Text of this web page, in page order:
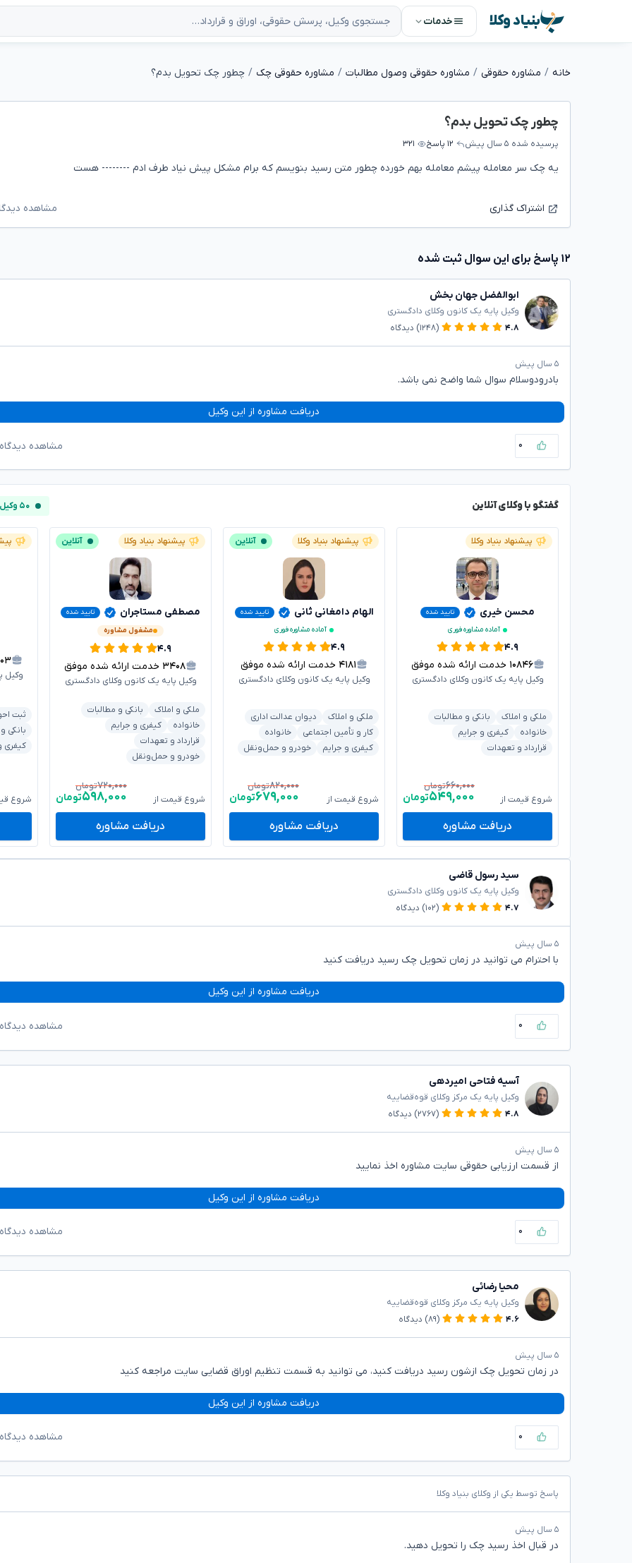
بنیاد وکلا خدمات
خانه مشاوره حقوقی مشاوره حقوقی وصول مطالبات مشاوره حقوقی چک چطور چک تحویل بدم؟
چطور چک تحویل بدم؟
پرسیده شده ۵ سال پیش ۱۲ پاسخ ۳۲۱
یه چک سر معامله پیشم معامله بهم خورده چطور متن رسید بنویسم که برام مشکل پیش نیاد طرف ادم -------- هست
اشتراک گذاری مشاهده
۱۲ پاسخ برای این سوال ثبت شده
ابوالفضل جهان بخش
وکیل پایه یک کانون وکلای دادگستری
۴.۸
(۱۲۴۸) دیدگاه
۵ سال پیش
بادرودوسلام سوال شما واضح نمی باشد.
دریافت مشاوره از این وکیل
۰ مشاهده
گفتگو با وکلای آنلاین ۵۰ وکیل آنلاین
پیشنهاد بنیاد وکلا
محسن خیری
تایید شده
آماده مشاوره فوری
۴.۹
۱۰۸۴۶ خدمت ارائه شده موفق
وکیل پایه یک کانون وکلای دادگستری
ملکی و املاک
بانکی و مطالبات
خانواده
کیفری و جرایم
قرارداد و تعهدات
شروع قیمت از
۶۶۰,۰۰۰تومان
۵۴۹,۰۰۰تومان
دریافت مشاوره
پیشنهاد بنیاد وکلا آنلاین
الهام دامغانی ثانی
تایید شده
آماده مشاوره فوری
۴.۹
۴۱۸۱ خدمت ارائه شده موفق
وکیل پایه یک کانون وکلای دادگستری
ملکی و املاک
دیوان عدالت اداری
کار و تأمین اجتماعی
خانواده
کیفری و جرایم
خودرو و حمل‌ونقل
شروع قیمت از
۸۲۰,۰۰۰تومان
۶۷۹,۰۰۰تومان
دریافت مشاوره
پیشنهاد بنیاد وکلا آنلاین
مصطفی مستاجران
تایید شده
مشغول مشاوره
۴.۹
۳۴۰۸ خدمت ارائه شده موفق
وکیل پایه یک کانون وکلای دادگستری
ملکی و املاک
بانکی و مطالبات
خانواده
کیفری و جرایم
قرارداد و تعهدات
خودرو و حمل‌ونقل
شروع قیمت از
۷۲۰,۰۰۰تومان
۵۹۸,۰۰۰تومان
دریافت مشاوره
وکیل
ثبت
بانکی
کیفری
شروع
سید رسول قاضی
وکیل پایه یک کانون وکلای دادگستری
۴.۷
(۱۰۲) دیدگاه
۵ سال پیش
با احترام می توانید در زمان تحویل چک رسید دریافت کنید
دریافت مشاوره از این وکیل
۰ مشاهده
آسیه فتاحی امیردهی
وکیل پایه یک مرکز وکلای قوه‌قضاییه
۴.۸
(۲۷۶۷) دیدگاه
۵ سال پیش
از قسمت ارزیابی حقوقی سایت مشاوره اخذ نمایید
دریافت مشاوره از این وکیل
۰ مشاهده
محیا رضائی
وکیل پایه یک مرکز وکلای قوه‌قضاییه
۴.۶
(۸۹) دیدگاه
۵ سال پیش
در زمان تحویل چک ازشون رسید دریافت کنید، می توانید به قسمت تنظیم اوراق قضایی سایت مراجعه کنید
دریافت مشاوره از این وکیل
۰ مشاهده
پاسخ توسط یکی از وکلای بنیاد وکلا
۵ سال پیش
در قبال اخذ رسید چک را تحویل دهید.